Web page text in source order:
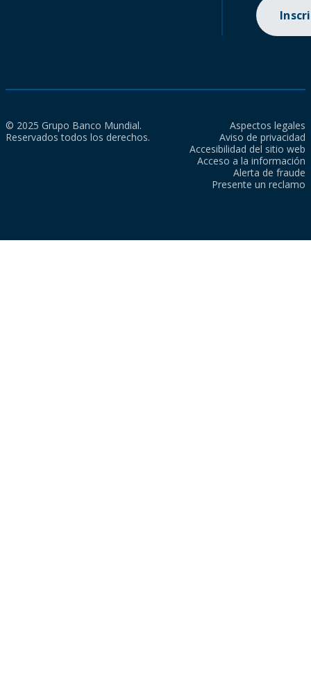
© 2025 Grupo Banco Mundial.
Reservados todos los derechos.
Aspectos legales
Aviso de privacidad
Accesibilidad del sitio web
Acceso a la información
Alerta de fraude
Presente un reclamo